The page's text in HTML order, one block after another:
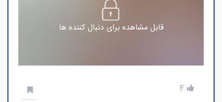
قابل مشاهده برای دنبال کننده ها
4